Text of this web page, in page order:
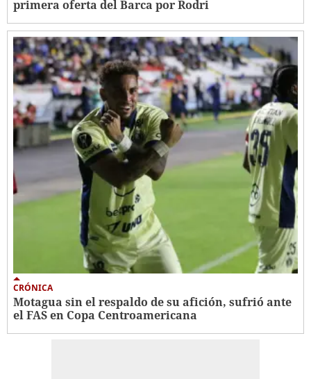
primera oferta del Barca por Rodri
CRÓNICA
Motagua sin el respaldo de su afición, sufrió ante
el FAS en Copa Centroamericana